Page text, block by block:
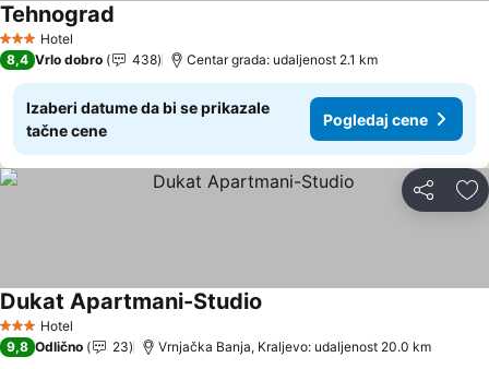
3 Zvezdice
Hotel
Tehnograd
8,4 Vrlo dobro 438 Centar grada: udaljenost 2.1 km
Izaberi datume da bi se prikazale
tačne cene
Pogledaj cene
Deli
3 Zvezdice
Hotel
Dukat Apartmani-Studio
9,8 Odlično 23 Vrnjačka Banja, Kraljevo: udaljenost 20.0 km